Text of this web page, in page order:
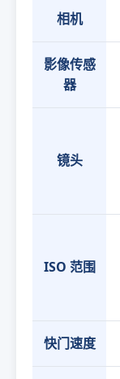
相机
影像传感
器
镜头
ISO 范围
快门速度